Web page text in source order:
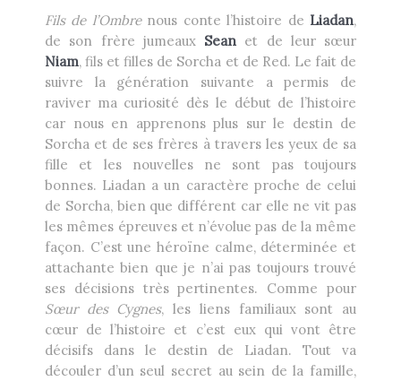
Fils de l’Ombrenous conte l’histoire de Liadan,
de son frère jumeaux Sean et de leur sœur
Niam, fils et filles de Sorcha et de Red. Le fait de
suivre la génération suivante a permis de
raviver ma curiosité dès le début de l’histoire
car nous en apprenons plus sur le destin de
Sorcha et de ses frères à travers les yeux de sa
fille et les nouvelles ne sont pas toujours
bonnes. Liadan a un caractère proche de celui
de Sorcha, bien que différent car elle ne vit pas
les mêmes épreuves et n’évolue pas de la même
façon. C’est une héroïne calme, déterminée et
attachante bien que je n’ai pas toujours trouvé
ses décisions très pertinentes. Comme pour
Sœur des Cygnes, les liens familiaux sont au
cœur de l’histoire et c’est eux qui vont être
décisifs dans le destin de Liadan. Tout va
découler d’un seul secret au sein de la famille,